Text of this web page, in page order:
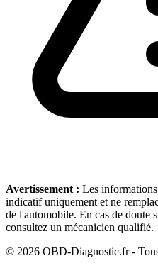
Avertissement : Les
indicatif uniquement et ne
de l'automobile. En cas de doute
consultez un mécanicien qualifié.
© 2026 OBD-Diagnostic.fr -